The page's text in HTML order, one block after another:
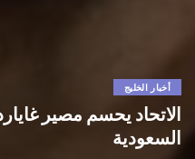
أخبار الخليج
الاتحاد يحسم مصير
السعودية